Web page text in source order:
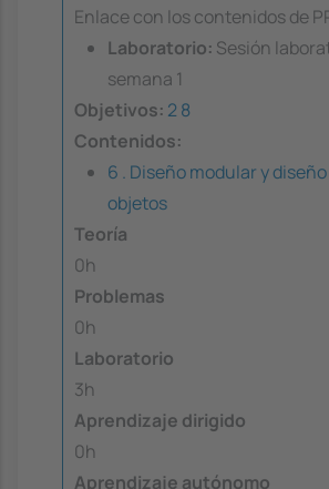
Enlace con los contenidos de
Laboratorio: Sesión
semana 1
Objetivos: 28
Contenidos:
6 . Diseño modular y
objetos
Teoría
0h
Problemas
0h
Laboratorio
3h
Aprendizaje dirigido
0h
Aprendizaje autónomo